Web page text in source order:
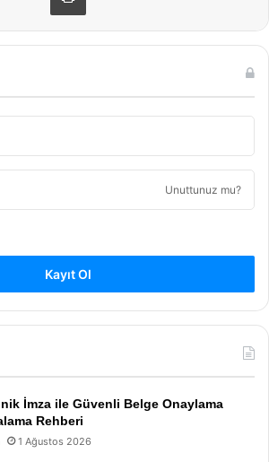
Unuttunuz mu?
Kayıt Ol
İmza ile Güvenli Belge Onaylama
Rehberi
1 Ağustos 2026